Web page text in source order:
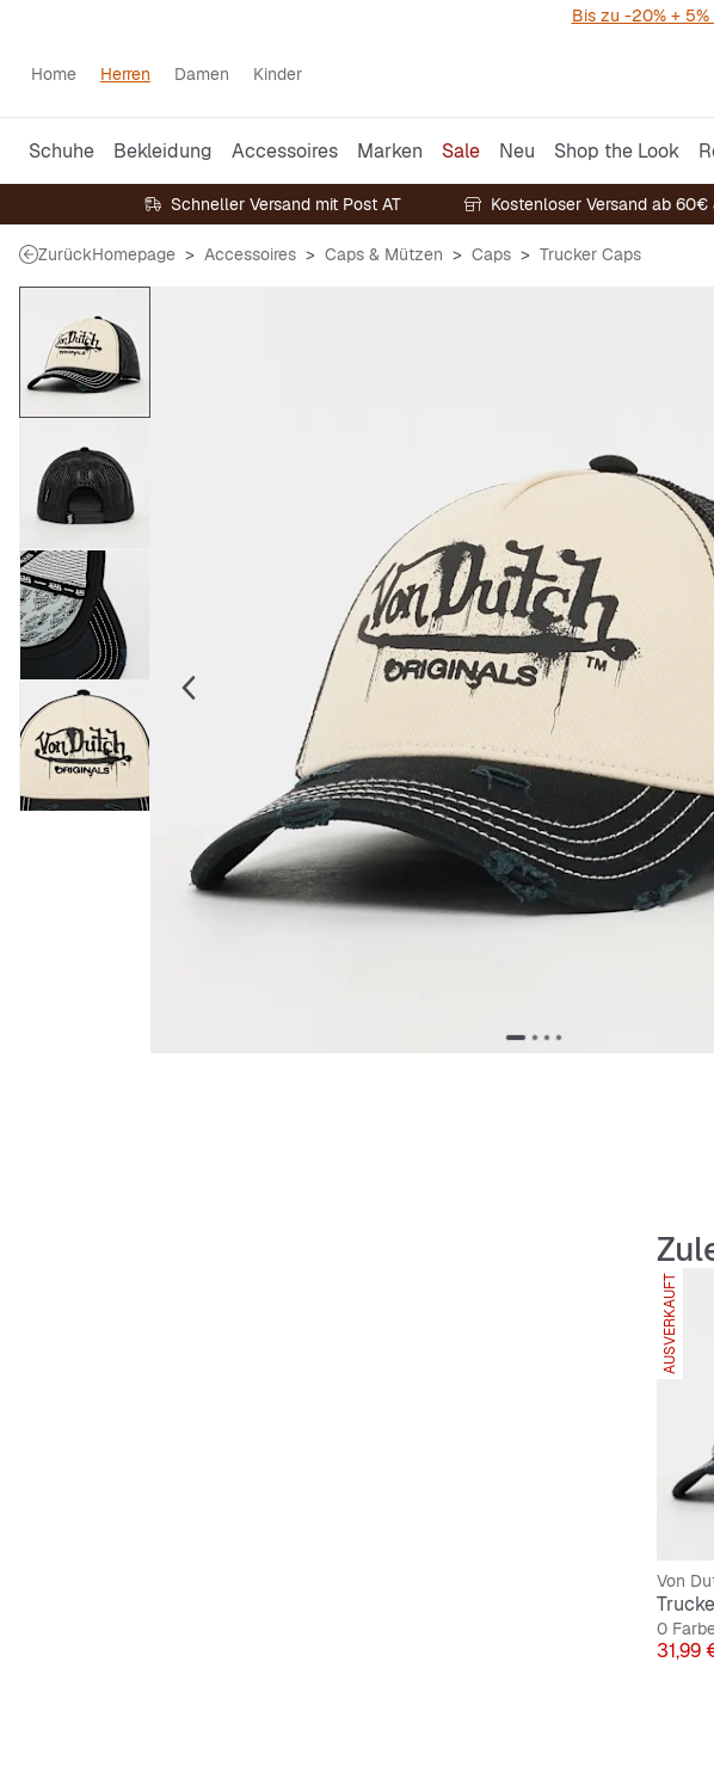
Bis zu -20% +
Home Herren Damen Kinder
Schuhe Bekleidung Accessoires Marken Sale Neu Shop the Look
Schneller Versand mit Post AT Kostenloser Versand ab 60€
ZurückHomepage Accessoires Caps & Mützen Caps Trucker Caps
AUSVERKAUFT
Von
0
Preis
31,99